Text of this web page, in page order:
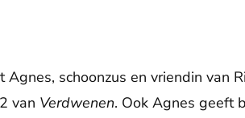
Agnes, schoonzus en vriendin van
van Verdwenen. Ook Agnes geeft